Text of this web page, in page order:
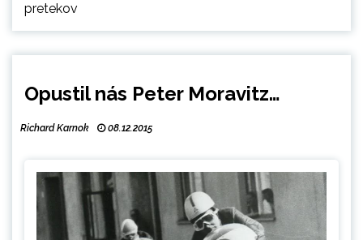
pretekov
Opustil nás Peter Moravitz…
Richard Karnok 08.12.2015